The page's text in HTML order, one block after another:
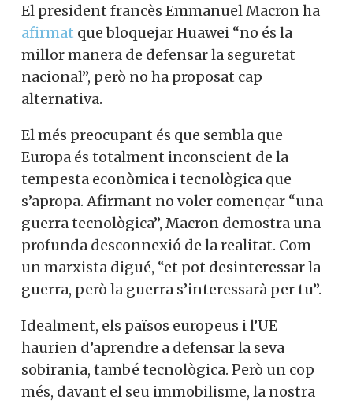
El president francès Emmanuel Macron ha
afirmat que bloquejar Huawei “no és la
millor manera de defensar la seguretat
nacional”, però no ha proposat cap
alternativa.
El més preocupant és que sembla que
Europa és totalment inconscient de la
tempesta econòmica i tecnològica que
s’apropa. Afirmant no voler començar “una
guerra tecnològica”, Macron demostra una
profunda desconnexió de la realitat. Com
un marxista digué, “et pot desinteressar la
guerra, però la guerra s’interessarà per tu”.
Idealment, els països europeus i l’UE
haurien d’aprendre a defensar la seva
sobirania, també tecnològica. Però un cop
més, davant el seu immobilisme, la nostra